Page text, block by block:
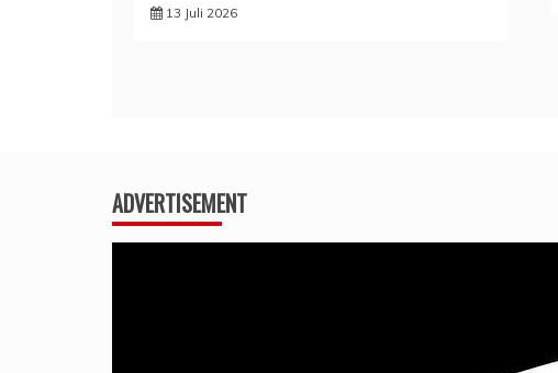
13 Juli 2026
ADVERTISEMENT